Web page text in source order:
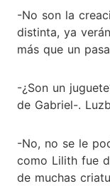
-No son la
distinta, ya
más que un
-¿Son un
de Gabriel-.
-No, no se le
como Lilith fue
de muchas